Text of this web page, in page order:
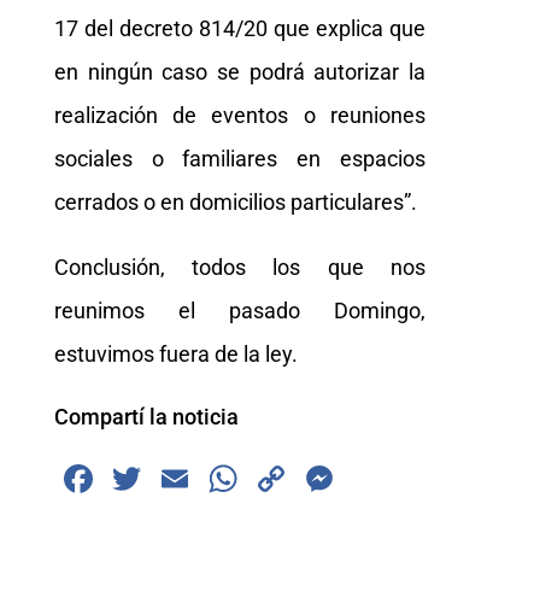
17 del decreto 814/20 que explica que
en ningún caso se podrá autorizar la
realización de eventos o reuniones
sociales o familiares en espacios
cerrados o en domicilios particulares”.
Conclusión, todos los que nos
reunimos el pasado Domingo,
estuvimos fuera de la ley.
Compartí la noticia
F
T
E
W
C